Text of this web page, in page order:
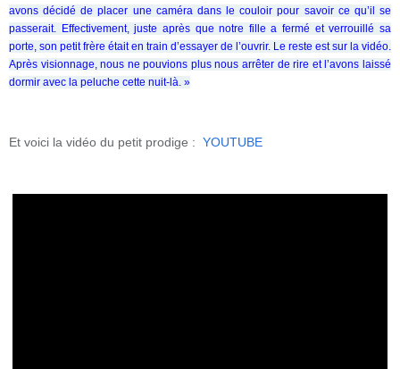
avons décidé de placer une caméra dans le couloir pour savoir ce qu’il se
passerait. Effectivement, juste après que notre fille a fermé et verrouillé sa
porte, son petit frère était en train d’essayer de l’ouvrir. Le reste est sur la vidéo.
Après visionnage, nous ne pouvions plus nous arrêter de rire et l’avons laissé
dormir avec la peluche cette nuit-là. »
Et voici la vidéo du petit prodige : YOUTUBE